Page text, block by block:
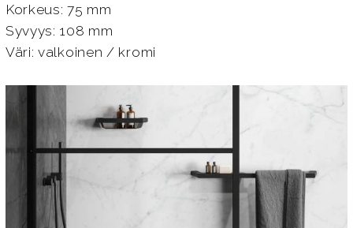
Korkeus: 75 mm
Syvyys: 108 mm
Väri: valkoinen / kromi